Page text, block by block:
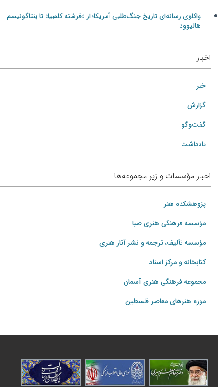
واکاوی رسانه‌ای تاریخ جنگ‌طلبی آمریکا؛ از «فرشته کلمبیا» تا پنتاگونیسم
هالیوود
اخبار
خبر
گزارش
گفت‌وگو
یادداشت
اخبار مؤسسات و زیر مجموعه‌ها
پژوهشکده هنر
مؤسسه فرهنگی هنری صبا
مؤسسه تألیف، ترجمه و نشر آثار هنری
کتابخانه و مرکز اسناد
مجموعه فرهنگی هنری آسمان
موزه هنرهای‌ معاصر فلسطین